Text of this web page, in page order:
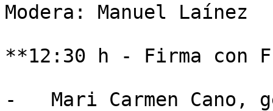
Modera: Manuel Laínez
**12:30 h - Firma con
-   Mari Carmen Cano,